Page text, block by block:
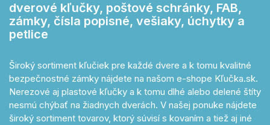
dverové kľučky, poštové schránky, FAB,
zámky, čísla popisné, vešiaky, úchytky a
petlice
Široký sortiment kľučiek pre každé dvere a k tomu kvalitné
bezpečnostné zámky nájdete na našom e-shope Kľučka.sk.
Nerezové aj plastové kľučky a k tomu dlhé alebo delené štíty
nesmú chýbať na žiadnych dverách. V našej ponuke nájdete
široký sortiment tovarov, ktorý súvisí s kovaním a tiež aj iné